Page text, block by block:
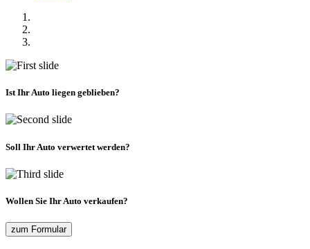
Ist Ihr Auto liegen geblieben?
Soll Ihr Auto verwertet werden?
Wollen Sie Ihr Auto verkaufen?
zum Formular